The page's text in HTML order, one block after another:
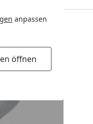
anpassen
öffnen